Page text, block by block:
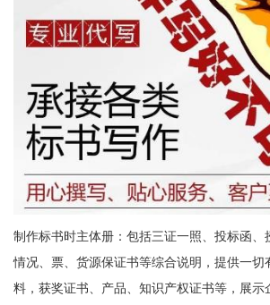
制作标书时主体册：包括三证一照、投标函、
情况、票、货源保证书等综合说明，提供一切
料，获奖证书、产品、知识产权证书等，展示